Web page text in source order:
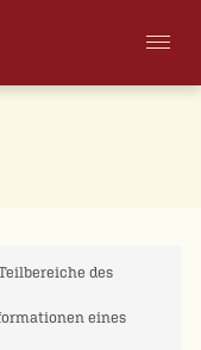
des
eines